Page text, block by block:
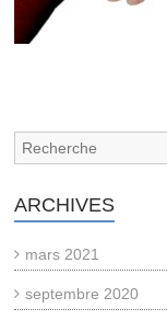
ARCHIVES
mars 2021
septembre 2020